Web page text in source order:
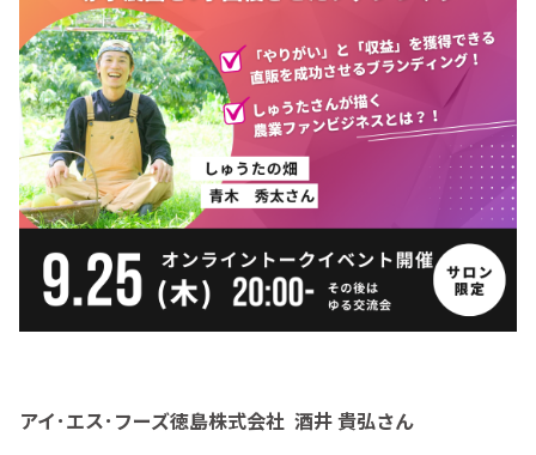
アイ･エス･フーズ徳島株式会社 酒井 貴弘さん